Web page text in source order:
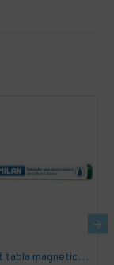
Marker pt tabla magnetica milan verde